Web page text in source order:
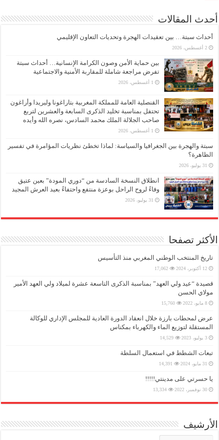
أحدث المقالات
أحداث سبتة… بين تعقيدات الهجرة وتحديات التعاون الإقليمي
2 أغسطس، 2026
بين حماية الأمن وصون الكرامة الإنسانية… أحداث سبتة
تفرض مراجعة شاملة للمقاربة الأمنية والاجتماعية
1 أغسطس، 2026
القنصلية العامة للمملكة المغربية بتاراغونا وليريدا وأراغون
تحتفل بمناسبة تخليد الذكرى السابعة والعشرين لتربع
صاحب الجلالة الملك محمد السادس، نصره الله وأيده
1 أغسطس، 2026
سبتة والهجرة بين الجغرافيا والسياسة: لماذا تخطئ نظريات المؤامرة في تفسير
الظاهرة؟
31 يوليو، 2026
انطلاق النسخة السادسة من “دوري المودة” بعين عتيق
وفاءً لروح الراحل بوعزة منتفع واحتفاءً بعيد العرش المجيد
31 يوليو، 2026
الأكثر تصفحا
تاريخ المنتخب الوطني المغربي منذ التأسيس
12 أكتوبر، 2024 17,062
قصيدة “عيد ولي العهد” بمناسبة الذكرى التاسعة عشرة لميلاد ولي العهد الأمير
مولاي الحسن
8 مايو، 2022 15,760
عرض لمحطات بارزة خلال انعقاد الدورة العادية للمجلس الإداري للوكالة
المستقلة لتوزيع الماء والكهرباء بمكناس
3 يوليو، 2023 14,529
تبعات الشطط في استعمال السلطة
31 مايو، 2024 14,391
يا حسرتي على مدينتي!!!!!
30 نوفمبر، 2022 13,334
الأرشيف